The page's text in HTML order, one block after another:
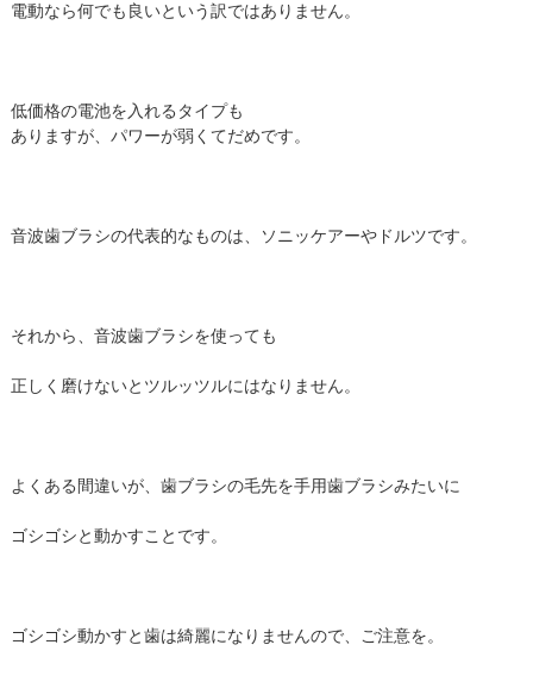
電動なら何でも良いという訳ではありません。
低価格の電池を入れるタイプも
ありますが、パワーが弱くてだめです。
音波歯ブラシの代表的なものは、ソニッケアーやドルツです。
それから、音波歯ブラシを使っても
正しく磨けないとツルッツルにはなりません。
よくある間違いが、歯ブラシの毛先を手用歯ブラシみたいに
ゴシゴシと動かすことです。
ゴシゴシ動かすと歯は綺麗になりませんので、ご注意を。